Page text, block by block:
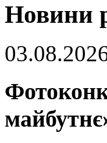
Новини